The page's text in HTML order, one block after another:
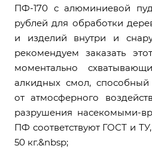
ПФ-170 с алюминиевой
рублей для обработки
и изделий внутри и
рекомендуем заказать
моментально
алкидных смол, способный
от атмосферного
разрушения насекомыми-
ПФ соответствуют ГОСТ и
50 кг.&nbsp;